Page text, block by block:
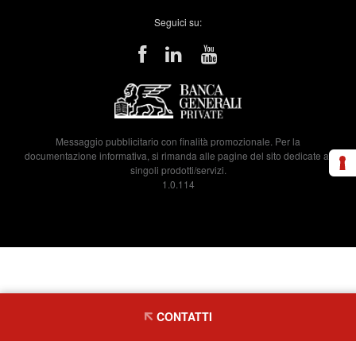
Seguici su:
Messaggio pubblicitario con finalità promozionale. Per la
documentazione informativa, si rimanda alle pagine del sito dedicate ai
singoli prodotti/servizi.
1.0.114
CONTATTI